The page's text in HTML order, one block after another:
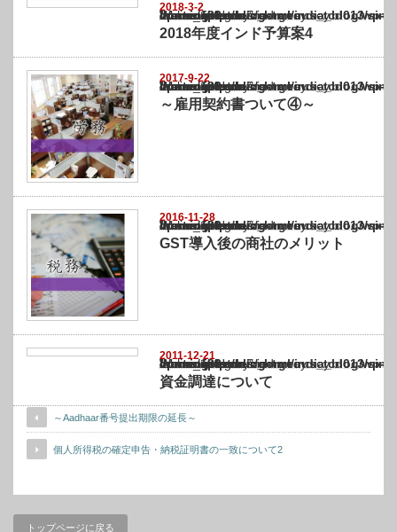
2018-3-2
Warning
: Undefined array key "show_category" in
/home/netst/kuno-cpa.co.jp/public_html/india_blog/wp-content/themes/
on line183
2018年度インド予算案4
2017-9-22
Warning
: Undefined array key "show_category" in
/home/netst/kuno-cpa.co.jp/public_html/india_blog/wp-content/themes/
on line183
～雇用契約書ついて④～
2016-11-28
Warning
: Undefined array key "show_category" in
/home/netst/kuno-cpa.co.jp/public_html/india_blog/wp-content/themes/
on line183
GST導入後の商社のメリット
2011-12-21
Warning
: Undefined array key "show_category" in
/home/netst/kuno-cpa.co.jp/public_html/india_blog/wp-content/themes/
on line183
資金調達について
～Aadhaar番号提出期限の延長～
個人所得税の確定申告・納税証明書の一致について2
トップページに戻る